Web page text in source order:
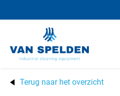
Terug naar het overzicht